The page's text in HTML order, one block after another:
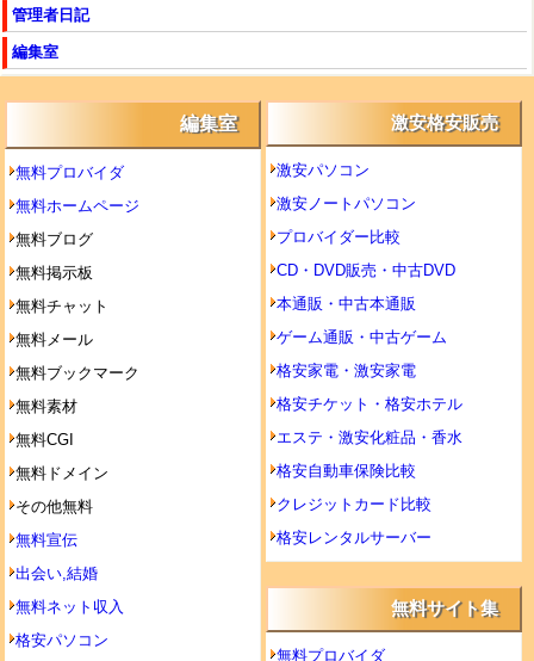
管理者日記
編集室
編集室
無料プロバイダ
無料ホームページ
無料ブログ
無料掲示板
無料チャット
無料メール
無料ブックマーク
無料素材
無料CGI
無料ドメイン
その他無料
無料宣伝
出会い,結婚
無料ネット収入
格安パソコン
激安格安販売
激安パソコン
激安ノートパソコン
プロバイダー比較
CD・DVD販売・中古DVD
本通販・中古本通販
ゲーム通販・中古ゲーム
格安家電・激安家電
格安チケット・格安ホテル
エステ・激安化粧品・香水
格安自動車保険比較
クレジットカード比較
格安レンタルサーバー
無料サイト集
無料プロバイダ